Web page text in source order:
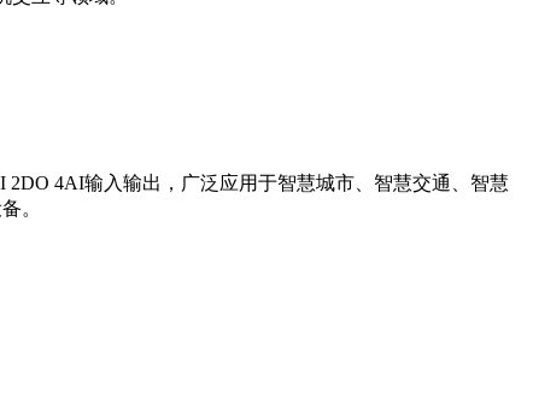
4AI输入输出，广泛应用于智慧城市、智慧交通、智慧
。